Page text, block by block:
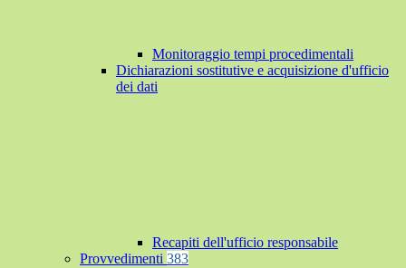
Monitoraggio tempi procedimentali
Dichiarazioni sostitutive e acquisizione d'ufficio
dei dati
Recapiti dell'ufficio responsabile
Provvedimenti 383